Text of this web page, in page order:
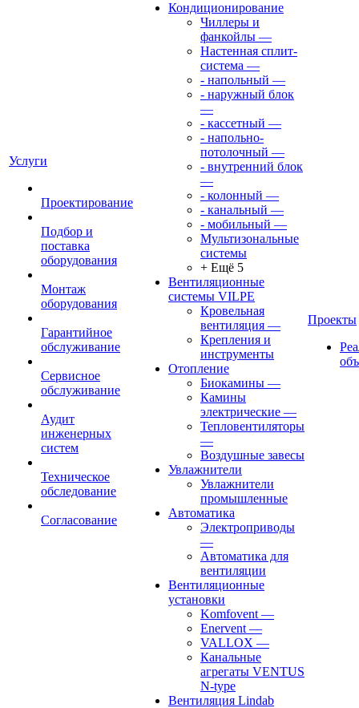
Услуги
Проектирование
Подбор и
поставка
оборудования
Монтаж
оборудования
Гарантийное
обслуживание
Сервисное
обслуживание
Аудит
инженерных
систем
Техническое
обследование
Согласование
Кондиционирование
Чиллеры и
фанкойлы —
Настенная сплит-
система —
- напольный —
- наружный блок
—
- кассетный —
- напольно-
потолочный —
- внутренний блок
—
- колонный —
- канальный —
- мобильный —
Мультизональные
системы
+ Ещё 5
Вентиляционные
системы VILPE
Кровельная
вентиляция —
Крепления и
инструменты
Отопление
Биокамины —
Камины
электрические —
Тепловентиляторы
—
Воздушные завесы
Увлажнители
Увлажнители
промышленные
Автоматика
Электроприводы
—
Автоматика для
вентиляции
Вентиляционные
установки
Komfovent —
Enervent —
VALLOX —
Канальные
агрегаты VENTUS
N-type
Вентиляция Lindab
Проекты